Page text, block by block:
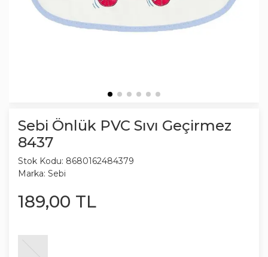
Sebi Önlük PVC Sıvı Geçirmez
8437
Stok Kodu: 8680162484379
Marka: Sebi
189,00 TL